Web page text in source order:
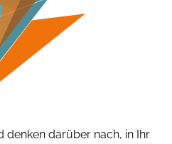
denken darüber nach, in Ihr